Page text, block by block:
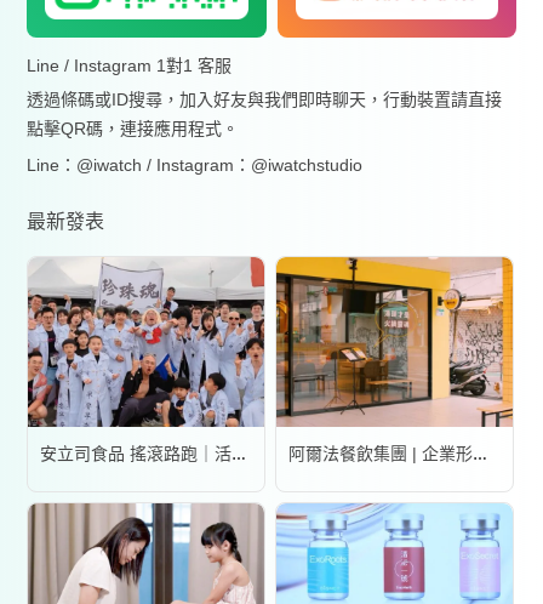
Line / Instagram 1對1 客服
透過條碼或ID搜尋，加入好友與我們即時聊天，行動裝置請直接
點擊QR碼，連接應用程式。
Line：@iwatch / Instagram：@iwatchstudio
最新發表
安立司食品 搖滾路跑｜活動錄影 阿爾法餐飲集團 | 企業形象宣傳片